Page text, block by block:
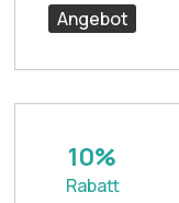
Angebot
10%
Rabatt